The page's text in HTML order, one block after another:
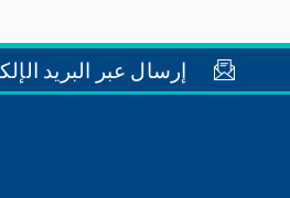
إرسال عبر البريد